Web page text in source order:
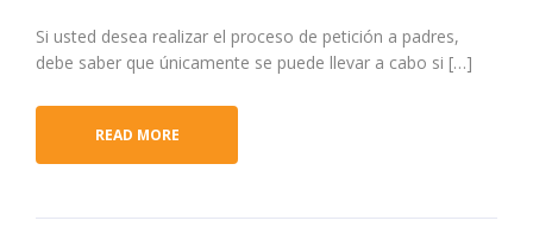
Si usted desea realizar el proceso de petición a padres,
debe saber que únicamente se puede llevar a cabo si […]
READ MORE